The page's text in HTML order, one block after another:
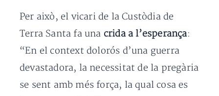
Per això, el vicari de la Custòdia de
Terra Santa fa una crida a l’esperança:
“En el context dolorós d’una guerra
devastadora, la necessitat de la pregària
se sent amb més força, la qual cosa es